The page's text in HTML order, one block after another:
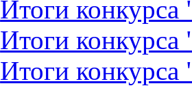
Итоги
Итоги конкурса
Итоги